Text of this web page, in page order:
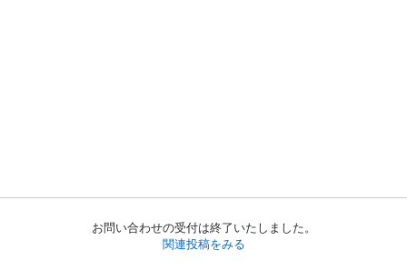
お問い合わせの受付は終了いたしました。
関連投稿をみる